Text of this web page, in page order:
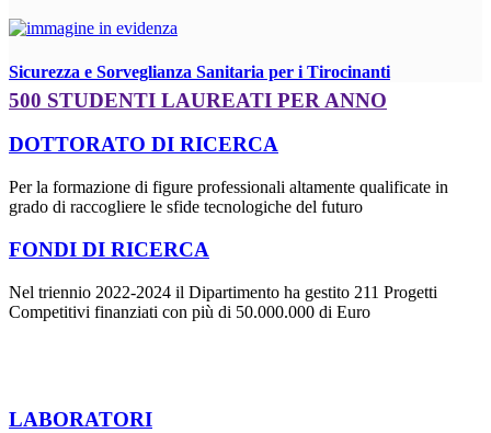
Sicurezza e Sorveglianza Sanitaria per i Tirocinanti
500 STUDENTI LAUREATI PER ANNO
DOTTORATO DI RICERCA
Per la formazione di figure professionali altamente qualificate in
grado di raccogliere le sfide tecnologiche del futuro
FONDI DI RICERCA
Nel triennio 2022-2024 il Dipartimento ha gestito 211 Progetti
Competitivi finanziati con più di 50.000.000 di Euro
LABORATORI